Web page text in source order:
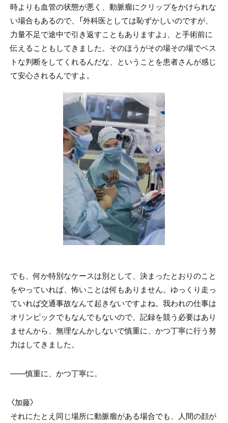
時よりも血管の状態が悪く、動脈瘤にクリップをかけられな
い場合もあるので、「外科医としては恥ずかしいのですが、
力量不足で途中で引き返すこともありますよ」、と手術前に
伝えることもしてきました。そのほうがその場その場でベス
トな判断をしてくれるんだな、ということを患者さんが感じ
て安心されるんですよ。
でも、何か特別なケースは別として、決まったとおりのこと
をやっていれば、怖いことは何もありません。ゆっくり走っ
ていれば交通事故なんて起きないですよね。我われの仕事は
オリンピックでもなんでもないので、記録を競う必要はあり
ませんから、無理なんかしないで慎重に、かつ丁寧に行う努
力はしてきました。
――慎重に、かつ丁寧に。
〈加藤〉
それにたとえ同じ場所に動脈瘤がある場合でも、人間の顔が